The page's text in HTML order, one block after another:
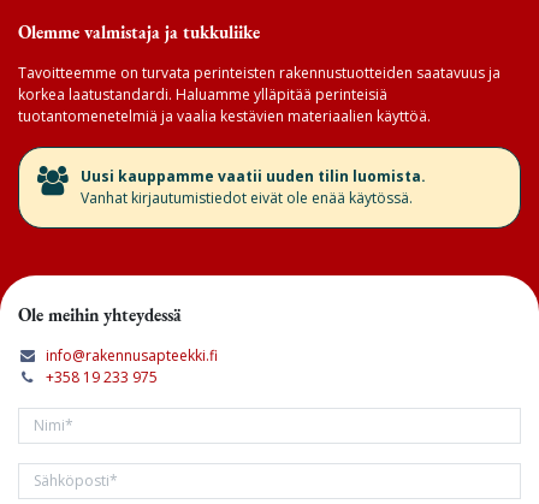
Olemme valmistaja ja tukkuliike
Tavoitteemme on turvata perinteisten rakennustuotteiden saatavuus ja
korkea laatustandardi. Haluamme ylläpitää perinteisiä
tuotantomenetelmiä ja vaalia kestävien materiaalien käyttöä.
​Uusi kauppamme vaatii uuden tilin luomista.
Vanhat kirjautumistiedot eivät ole enää käytössä.
Ole meihin yhteydessä
info@rakennusapteekki.fi
+358 19 233 975